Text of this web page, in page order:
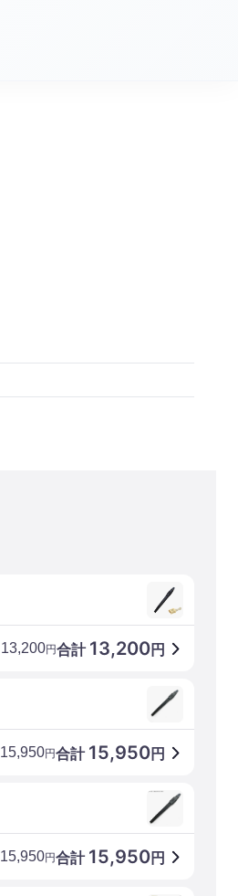
合計 13,200円
13,200円
合計 15,950円
15,950円
合計 15,950円
15,950円